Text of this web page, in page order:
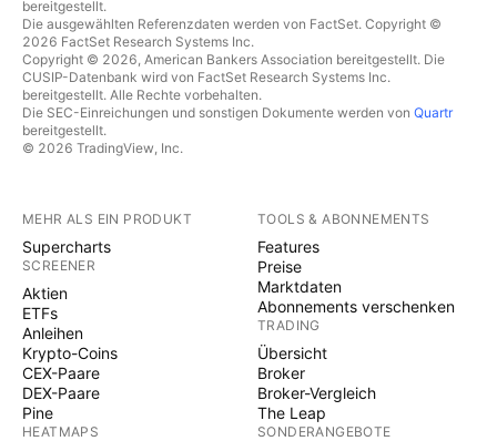
bereitgestellt.
Die ausgewählten Referenzdaten werden von FactSet. Copyright ©
2026 FactSet Research Systems Inc.
Copyright © 2026, American Bankers Association bereitgestellt. Die
CUSIP-Datenbank wird von FactSet Research Systems Inc.
bereitgestellt. Alle Rechte vorbehalten.
Die SEC-Einreichungen und sonstigen Dokumente werden von Quartr
bereitgestellt.
© 2026 TradingView, Inc.
MEHR ALS EIN PRODUKT
Supercharts
SCREENER
Aktien
ETFs
Anleihen
Krypto-Coins
CEX-Paare
DEX-Paare
Pine
HEATMAPS
TOOLS & ABONNEMENTS
Features
Preise
Marktdaten
Abonnements verschenken
TRADING
Übersicht
Broker
Broker-Vergleich
The Leap
SONDERANGEBOTE